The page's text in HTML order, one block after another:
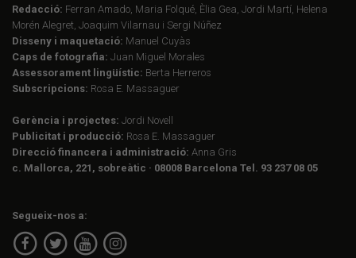
Redacció: Ferran Amado, Maria Folqué, Èlia Gea, Jordi Martí, Helena
Morén Alegret, Joaquim Vilarnau i Sergi Núñez
Disseny i maquetació: Manuel Cuyàs
Caps de fotografia: Juan Miguel Morales
Assessorament lingüístic: Berta Herreros
Subscripcions: Rosa E. Massaguer
Gerència i projectes: Jordi Novell
Publicitat i producció: Rosa E. Massaguer
Direcció financera i administració: Anna Gris
c. Mallorca, 221, sobreàtic · 08008 Barcelona Tel. 93 237 08 05
Segueix-nos a: